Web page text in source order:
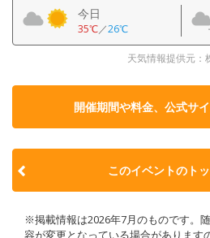
今日
35℃／26℃
天気情報提供元：
開催期間や料金、公式サ
このイベントのト
※掲載情報は2026年7月のものです。
容が変更となっている場合があります